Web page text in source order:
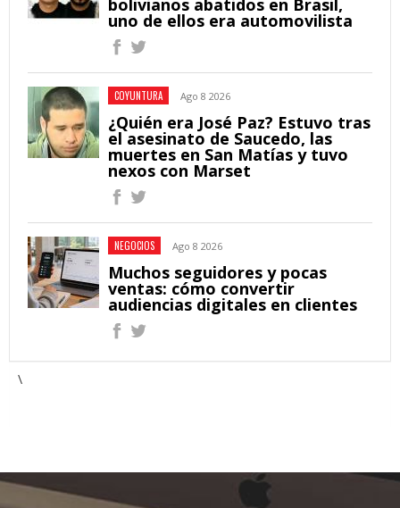
bolivianos abatidos en Brasil,
uno de ellos era automovilista
COYUNTURA Ago 8 2026
¿Quién era José Paz? Estuvo tras
el asesinato de Saucedo, las
muertes en San Matías y tuvo
nexos con Marset
NEGOCIOS Ago 8 2026
Muchos seguidores y pocas
ventas: cómo convertir
audiencias digitales en clientes
\